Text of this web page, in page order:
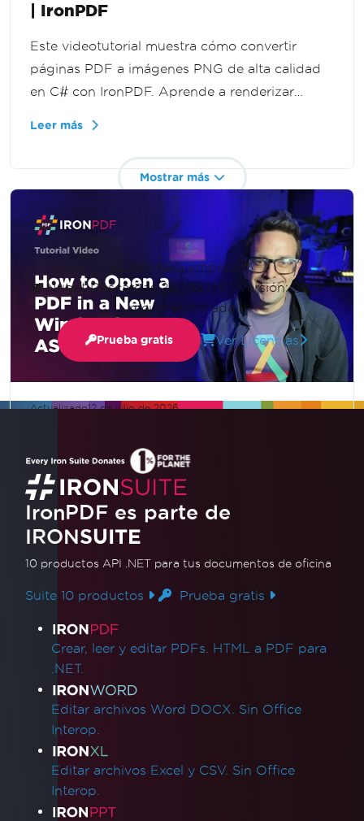
| IronPDF
Este videotutorial muestra cómo convertir
páginas PDF a imágenes PNG de alta calidad
en C# con IronPDF. Aprende a renderizar
imágenes y aplicaciones web en .NET.
Leer más
Actualizado12 de julio de 2026
ventana en ASP.NET C# | IronPDF
Este videotutorial muestra cómo generar, servir
y mostrar documentos PDF desde una
aplicación ASP.NET para que los usuarios
puedan verlos en una nueva pestaña del
navegador sin descargarlos. Construye
IronPDF.
Mostrar más
¿Listo para empezar?
Nuget Descargas 20,296,129
Versión: 2026.7
recién publicada
Prueba gratis Ver Licencias
IronPDF es parte de
IRONSUITE
10 productos API .NET para tus documentos de oficina
Suite 10 productos Prueba gratis
Enlaces de productos
Crear, leer y editar PDFs. HTML a PDF para
.NET.
Editar archivos Word DOCX. Sin Office
Interop.
Editar archivos Excel y CSV. Sin Office
Interop.